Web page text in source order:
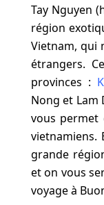
Tay Nguyen
région
Vietnam, qui
étrangers.
provinces :
Nong et Lam
vous permet
vietnamiens.
grande
et on vous
voyage à